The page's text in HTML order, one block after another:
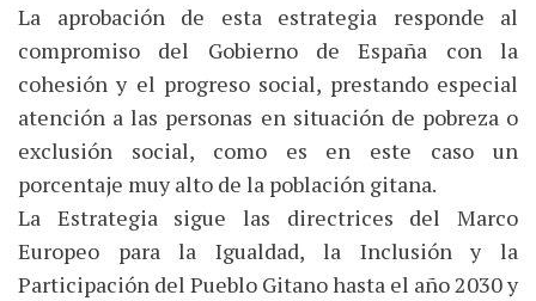
La aprobación de esta estrategia responde al
compromiso del Gobierno de España con la
cohesión y el progreso social, prestando especial
atención a las personas en situación de pobreza o
exclusión social, como es en este caso un
porcentaje muy alto de la población gitana.
La Estrategia sigue las directrices del Marco
Europeo para la Igualdad, la Inclusión y la
Participación del Pueblo Gitano hasta el año 2030 y